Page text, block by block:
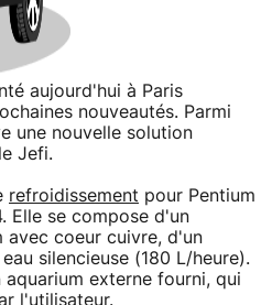
aujourd'hui à Paris
nouveautés. Parmi
une nouvelle solution
Jefi.
refroidissement pour Pentium
Elle se compose d'un
avec coeur cuivre, d'un
silencieuse (180 L/heure).
externe fourni, qui
l'utilisateur.